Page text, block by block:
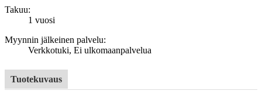
Takuu:
1 vuosi
Myynnin jälkeinen palvelu:
Verkkotuki, Ei ulkomaanpalvelua
Tuotekuvaus